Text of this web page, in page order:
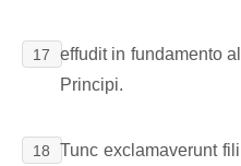
17
effudit in fundamento
Principi.
18
Tunc exclamaverunt